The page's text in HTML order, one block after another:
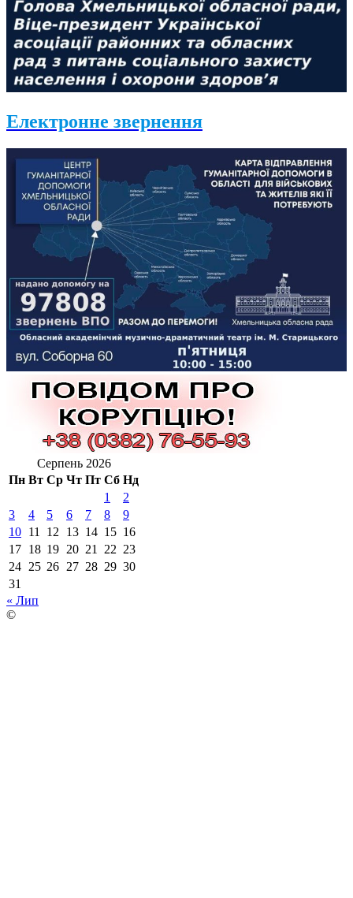
Електронне звернення
Серпень 2026
Пн Вт Ср Чт Пт Сб Нд
1
2
3
4 5 6 7 8
9
10 11 12 13 14 15 16
17 18 19 20 21 22 23
24 25 26 27 28 29 30
31
« Лип
©